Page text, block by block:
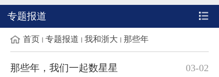
专题报道
首页 专题报道 我和浙大 那些年
那些年，我们一起数星星 03-02